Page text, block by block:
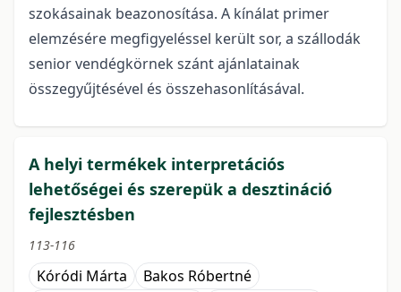
szokásainak beazonosítása. A kínálat primer
elemzésére megfigyeléssel került sor, a szállodák
senior vendégkörnek szánt ajánlatainak
összegyűjtésével és összehasonlításával.
A helyi termékek interpretációs
lehetőségei és szerepük a desztináció
fejlesztésben
113-116
Kóródi Márta
Bakos Róbertné